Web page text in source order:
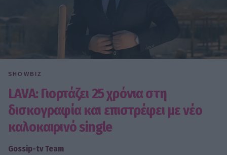
SHOWBIZ
LAVA: Γιορτάζει 25 χρόνια στη
δισκογραφία και επιστρέφει με νέο
καλοκαιρινό single
Gossip-tv Team